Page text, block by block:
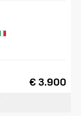
€ 3.900